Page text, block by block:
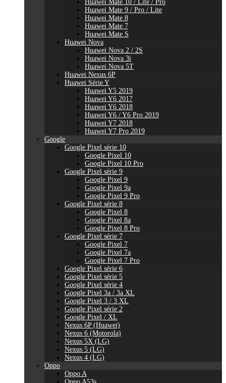
Huawei Mate 10 / Lite / Pro
Huawei Mate 9 / Pro / Lite
Huawei Mate 8
Huawei Mate 7
Huawei Mate S
Huawei Nova
Huawei Nova 2 / 2S
Huawei Nova 3i
Huawei Nova 5T
Huawei Nexus 6P
Huawei Série Y
Huawei Y5 2019
Huawei Y6 2017
Huawei Y6 2018
Huawei Y6 / Y6 Pro 2019
Huawei Y7 2018
Huawei Y7 Pro 2019
Google
Google Pixel série 10
Google Pixel 10
Google Pixel 10 Pro
Google Pixel série 9
Google Pixel 9
Google Pixel 9a
Google Pixel 9 Pro
Google Pixel série 8
Google Pixel 8
Google Pixel 8a
Google Pixel 8 Pro
Google Pixel série 7
Google Pixel 7
Google Pixel 7a
Google Pixel 7 Pro
Google Pixel série 6
Google Pixel série 5
Google Pixel série 4
Google Pixel 3a / 3a XL
Google Pixel 3 / 3 XL
Google Pixel série 2
Google Pixel / XL
Nexus 6P (Huawei)
Nexus 6 (Motorola)
Nexus 5X (LG)
Nexus 5 (LG)
Nexus 4 (LG)
Oppo
Oppo A